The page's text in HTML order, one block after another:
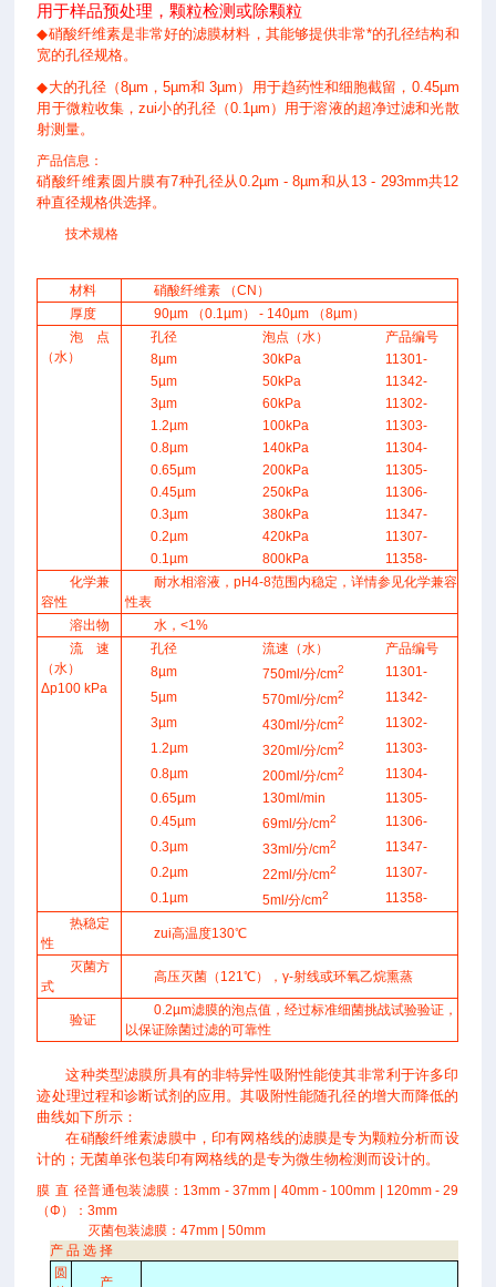
用于样品预处理，颗粒检测或除颗粒
◆硝酸纤维素是非常好的滤膜材料，其能够提供非常*的孔径结构和
宽的孔径规格。
◆大的孔径（8µm，5µm和 3µm）用于趋药性和细胞截留，0.45µm
用于微粒收集，zui小的孔径（0.1µm）用于溶液的超净过滤和光散
射测量。
产品信息：
硝酸纤维素圆片膜有7种孔径从0.2µm - 8µm和从13 - 293mm共12
种直径规格供选择。
技术规格
材料
硝酸纤维素 （CN）
厚度
90µm （0.1µm） - 140µm （8µm）
泡点
（水）
孔径 泡点（水）
产品编号
8µm
30kPa
11301-
5µm
50kPa
11342-
3µm
60kPa
11302-
1.2µm
100kPa
11303-
0.8µm
140kPa
11304-
0.65µm
200kPa
11305-
0.45µm
250kPa
11306-
0.3µm
380kPa
11347-
0.2µm
420kPa
11307-
0.1µm
800kPa
11358-
化学兼
容性
耐水相溶液，pH4-8范围内稳定，详情参见化学兼容
性表
溶出物
水，<1%
流速
（水）
Δp100 kPa
孔径 流速（水）
产品编号
8µm
750ml/分/cm2
11301-
5µm
570ml/分/cm2
11342-
3µm
430ml/分/cm2
11302-
1.2µm
320ml/分/cm2
11303-
0.8µm
200ml/分/cm2
11304-
0.65µm
130ml/min
11305-
0.45µm
69ml/分/cm2
11306-
0.3µm
33ml/分/cm2
11347-
0.2µm
22ml/分/cm2
11307-
0.1µm
5ml/分/cm2
11358-
热稳定
性
zui高温度130℃
灭菌方
式
高压灭菌（121℃），γ-射线或环氧乙烷熏蒸
验证
0.2µm滤膜的泡点值，经过标准细菌挑战试验验证，
以保证除菌过滤的可靠性
这种类型滤膜所具有的非特异性吸附性能使其非常利于许多印
迹处理过程和诊断试剂的应用。其吸附性能随孔径的增大而降低的
曲线如下所示：
在硝酸纤维素滤膜中，印有网格线的滤膜是专为颗粒分析而设
计的；无菌单张包装印有网格线的是专为微生物检测而设计的。
膜直径
（Φ）：
普通包装滤膜：13mm - 37mm | 40mm - 100mm | 120mm - 29
3mm
灭菌包装滤膜：47mm | 50mm
产 品 选 择
圆
产